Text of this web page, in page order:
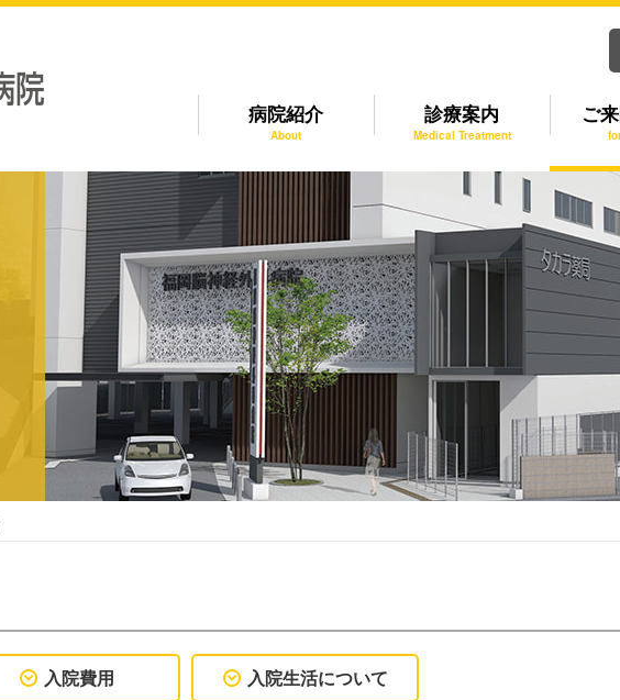
病院紹介
About
診療案内
Medical Treatment
ご
入院費用 入院生活について